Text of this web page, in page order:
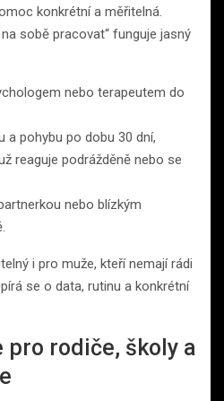
konkrétní a měřitelná.
sobě pracovat“ funguje jasný
nebo terapeutem do
a pohybu po dobu 30 dní,
reaguje podrážděně nebo se
nebo blízkým
i pro muže, kteří nemají rádi
se o data, rutinu a konkrétní
pro rodiče, školy a